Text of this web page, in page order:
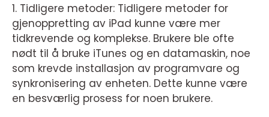
1. Tidligere metoder: Tidligere metoder for
gjenoppretting av iPad kunne være mer
tidkrevende og komplekse. Brukere ble ofte
nødt til å bruke iTunes og en datamaskin, noe
som krevde installasjon av programvare og
synkronisering av enheten. Dette kunne være
en besværlig prosess for noen brukere.